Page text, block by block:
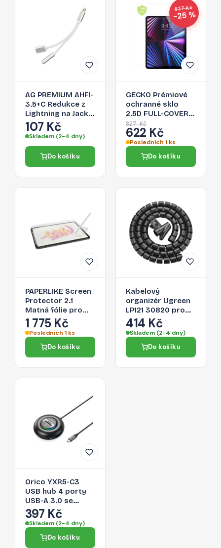
AG PREMIUM AHFI-
3.5+C Redukce z
Lightning na Jack
3,5/Lightning,
stříbrná
107 Kč
Skladem (2-4 dny)
Do košíku
827 Kč
−25 %
GECKO Prémiové
ochranné sklo
2.5D FULL-COVER
0.3mm pro iPad
Mini 8,3" (6.gen.,
2021), čiré
827 Kč
622 Kč
Posledních 1 ks
Do košíku
PAPERLIKE Screen
Protector 2.1
Matná fólie pro
iPad Mini 8,3" (6.
gen., 2021), 2ks,
čirá
1 775 Kč
Posledních 1 ks
Do košíku
Kabelový
organizér Ugreen
LP121 30820 pro
kabely - černá
414 Kč
Skladem (2-4 dny)
Do košíku
Orico YXR5-C3
USB hub 4 porty
USB-A 3.0 se
čtečkou SD a
microSD 0,3 m –
černý
397 Kč
Skladem (2-4 dny)
Do košíku